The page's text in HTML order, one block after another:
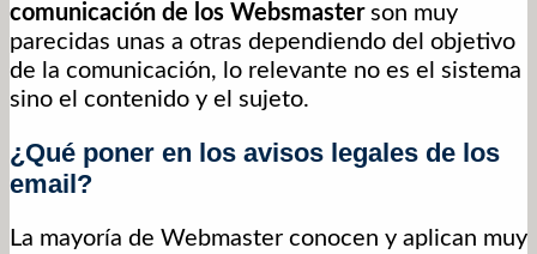
comunicación de los Websmasterson muy
parecidas unas a otras dependiendo del objetivo
de la comunicación, lo relevante no es el sistema
sino el contenido y el sujeto.
¿Qué poner en los avisos legales de los
email?
La mayoría de Webmaster conocen y aplican muy